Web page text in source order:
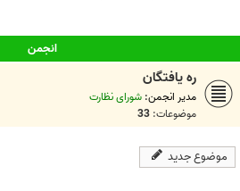
انجمن
ره یافتگان
مدیر انجمن: شورای نظارت
موضوعات: 33
موضوع جدید